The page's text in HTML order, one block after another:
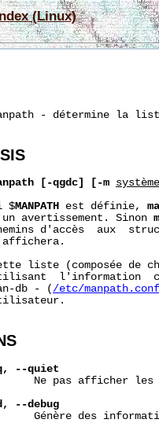
(Linux)
- détermine la
[-qgdc] [-m système
$
MANPATH est définie,
avertissement. Sinon
d'accès  aux
liste (composée de
l'information
db - (
/etc/
--quiet
Ne pas afficher les
--debug
Génère des